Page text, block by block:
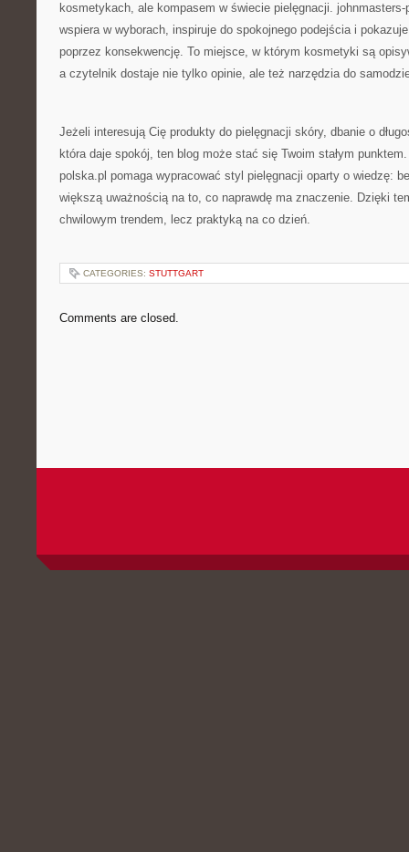
kosmetykach, ale kompasem w świecie pielęgnacji.
wspiera w wyborach, inspiruje do spokojnego podejścia i
poprzez konsekwencję. To miejsce, w którym kosmetyki są
a czytelnik dostaje nie tylko opinie, ale też narzędzia do
Jeżeli interesują Cię produkty do pielęgnacji skóry, dbanie o
która daje spokój, ten blog może stać się Twoim stałym
polska.pl pomaga wypracować styl pielęgnacji oparty o wiedzę:
większą uważnością na to, co naprawdę ma znaczenie. Dzięki
chwilowym trendem, lecz praktyką na co dzień.
CATEGORIES: STUTTGART
Comments are closed.